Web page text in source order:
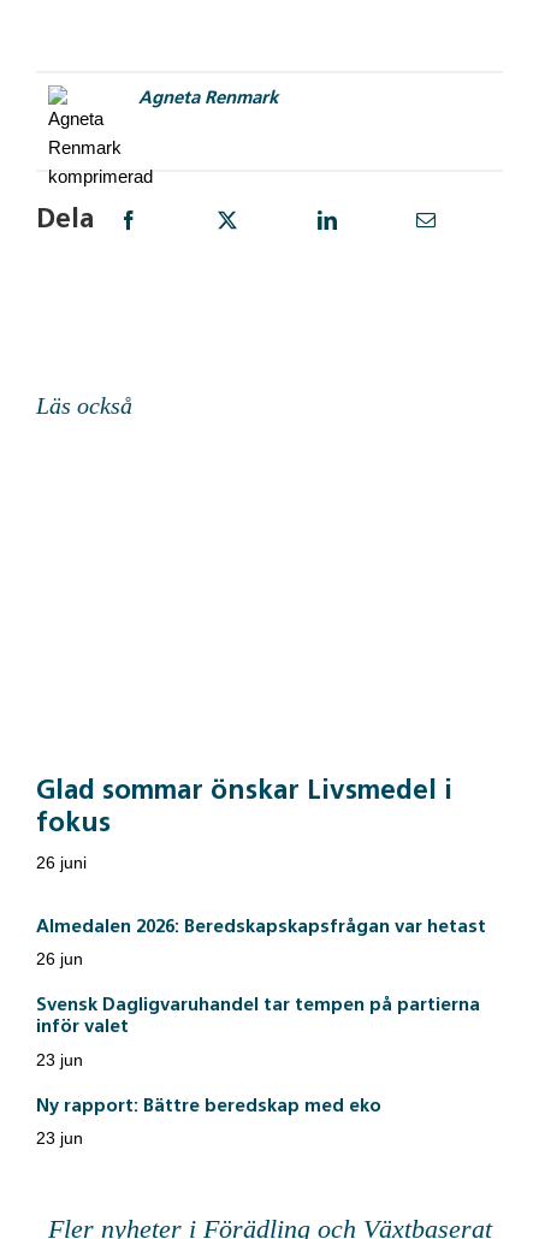
Agneta Renmark
Dela
Läs också
Glad sommar önskar Livsmedel i
fokus
26 juni
Almedalen 2026: Beredskapskapsfrågan var hetast
26 jun
Svensk Dagligvaruhandel tar tempen på partierna
inför valet
23 jun
Ny rapport: Bättre beredskap med eko
23 jun
Fler nyheter i Förädling och Växtbaserat